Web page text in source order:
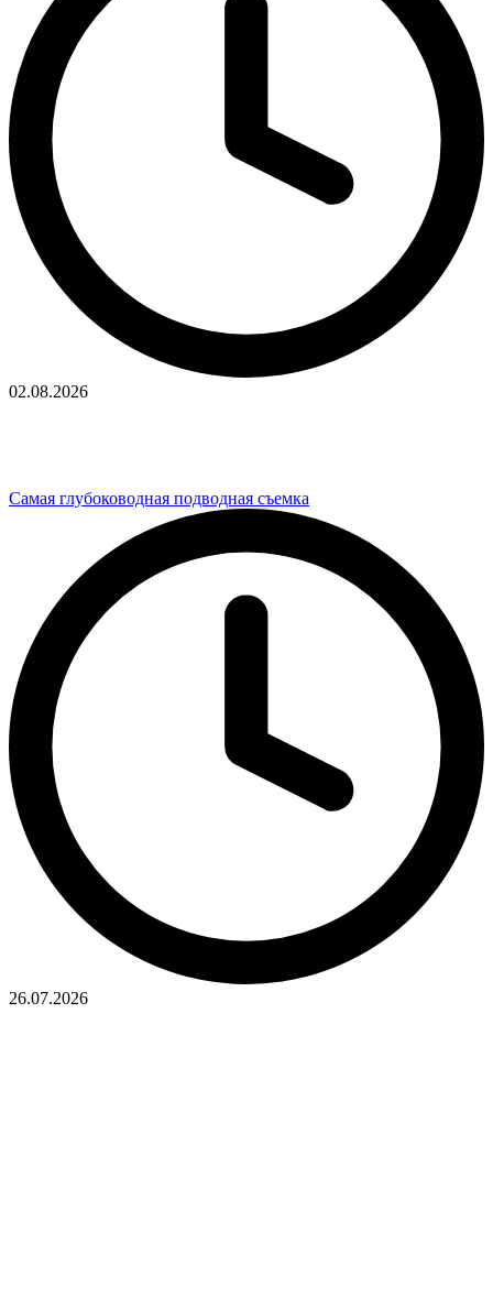
02.08.2026
Самая глубоководная подводная съемка
26.07.2026